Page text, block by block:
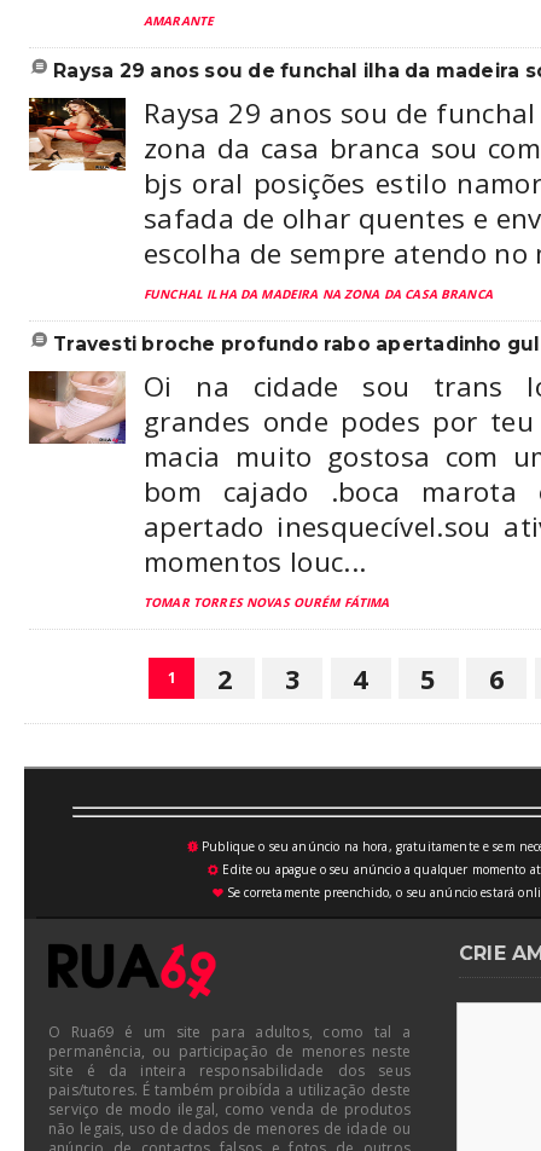
AMARANTE
raysa 29 anos sou de funchal ilha da madeira
Raysa 29 anos sou de
zona da casa branca sou
bjs oral posições estilo
safada de olhar quentes e
escolha de sempre atendo no
FUNCHAL ILHA DA MADEIRA NA ZONA DA CASA BRANCA
travesti broche profundo rabo apertadinho
Oi na cidade sou trans
grandes onde podes por
macia muito gostosa com
bom cajado .boca
apertado inesquecível.sou
momentos louc...
TOMAR TORRES NOVAS OURÉM FÁTIMA
1 2 3 4 5 6
💥Publique o seu anúncio na hora, gratuitamente e sem
⚙ Edite ou apague o seu anúncio a qualquer momento
♥Se corretamente preenchido, o seu anúncio estará
O Rua69 é um site para adultos, como tal a
permanência, ou participação de menores neste
site é da inteira responsabilidade dos seus
pais/tutores. É também proibída a utilização deste
serviço de modo ilegal, como venda de produtos
não legais, uso de dados de menores de idade ou
CRIE